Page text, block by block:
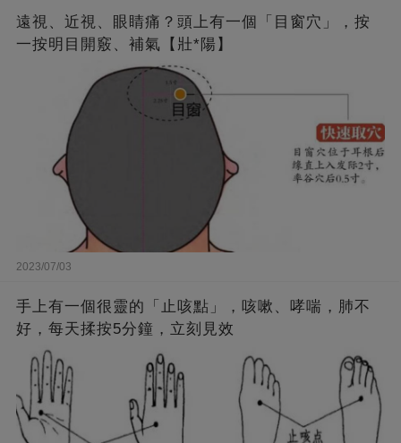
遠視、近視、眼睛痛？頭上有一個「目窗穴」，按
一按明目開竅、補氣【壯*陽】
2023/07/03
手上有一個很靈的「止咳點」，咳嗽、哮喘，肺不
好，每天揉按5分鐘，立刻見效